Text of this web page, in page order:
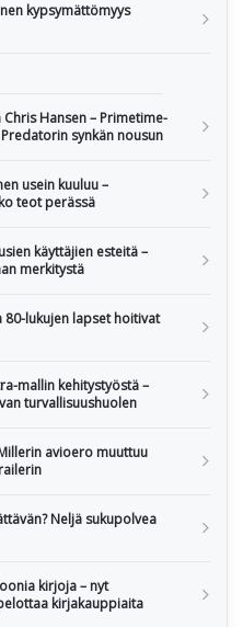
kypsymättömyys
Hansen – Primetime-
synkän nousun
usein kuuluu –
teot perässä
käyttäjien esteitä –
merkitystä
80-lukujen lapset hoitivat
mallin kehitystyöstä –
turvallisuushuolen
avioero muuttuu
Neljä sukupolvea
kirjoja – nyt
kirjakauppiaita